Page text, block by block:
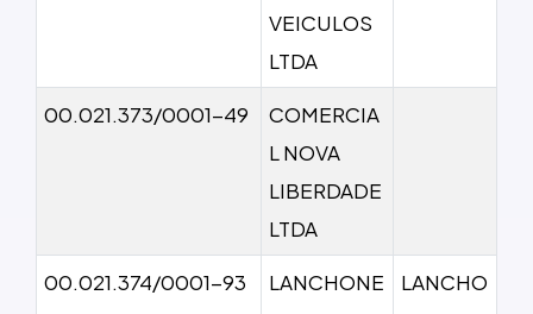
VEICULOS
LTDA
00.021.373/0001-49
COMERCIA
L NOVA
LIBERDADE
LTDA
00.021.374/0001-93
LANCHONE
LANCHO